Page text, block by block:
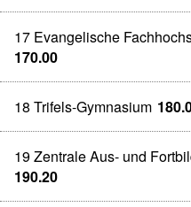
17 Evangelische
170.00
18 Trifels-Gymnasium
19 Zentrale Aus- und
190.20